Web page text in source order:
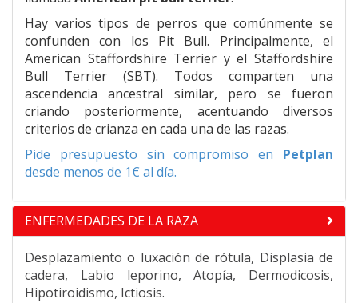
Hay varios tipos de perros que comúnmente se
confunden con los Pit Bull. Principalmente, el
American Staffordshire Terrier y el Staffordshire
Bull Terrier (SBT). Todos comparten una
ascendencia ancestral similar, pero se fueron
criando posteriormente, acentuando diversos
criterios de crianza en cada una de las razas.
Pide presupuesto sin compromiso en Petplan
desde menos de 1€ al día.
ENFERMEDADES DE LA RAZA
Desplazamiento o luxación de rótula, Displasia de
cadera, Labio leporino, Atopía, Dermodicosis,
Hipotiroidismo, Ictiosis.